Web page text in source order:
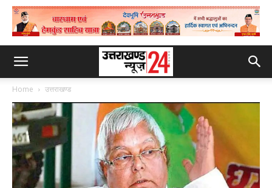
Home उत्तराखण्ड